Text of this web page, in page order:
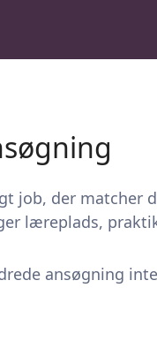
job, der matcher
læreplads,
ansøgning